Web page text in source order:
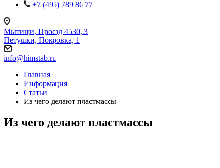
+7 (495) 789 86 77
Мытищи, Проезд 4530, 3
Петушки, Покровка, 1
info@himstab.ru
Главная
Информация
Статьи
Из чего делают пластмассы
Из чего делают пластмассы